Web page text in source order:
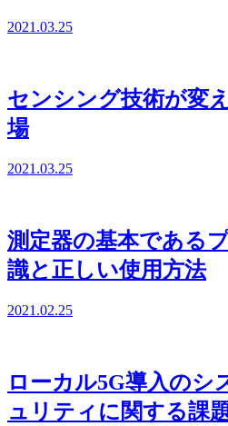
2021.03.25
センシング技術が変
場
2021.03.25
測定器の基本である
識と正しい使用方法
2021.02.25
ローカル5G導入のシ
ュリティに関する課